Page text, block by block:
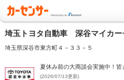
埼玉トヨタ自動車 深谷マイカー
埼玉県深谷市東方町４－３３－５
夏休み前の大商談会実施中！皆
(2026/07/13更新)